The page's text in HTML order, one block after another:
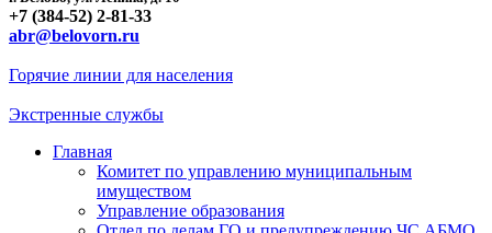
+7 (384-52) 2-81-33
abr@belovorn.ru
Горячие линии для населения
Экстренные службы
Главная
Комитет по управлению муниципальным
имуществом
Управление образования